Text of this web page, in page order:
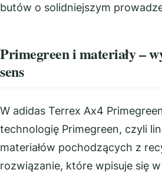
butów o solidniejszym
Primegreen i materiały –
sens
W adidas Terrex Ax4
technologię Primegreen, czyli
materiałów pochodzących z
rozwiązanie, które wpisuje się